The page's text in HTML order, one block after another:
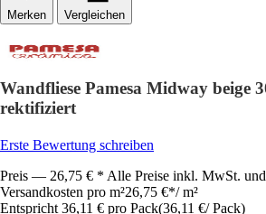
Vergleichen
Wandfliese Pamesa Midway beige
rektifiziert
Erste Bewertung schreiben
Preis — 26,75 € * Alle Preise inkl. MwSt.
Versandkosten pro m²26,75 €*/ m²
Entspricht 36,11 € pro Pack(36,11 €/ Pack)